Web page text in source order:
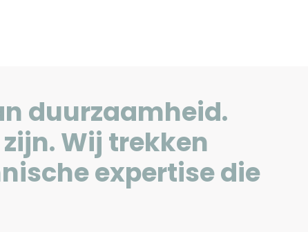
duurzaamheid.
Wij trekken
expertise die